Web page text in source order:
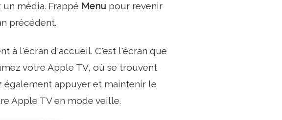
média. Frappé Menu pour revenir
précédent.
à l'écran d'accueil. C'est l'écran que
votre Apple TV, où se trouvent
également appuyer et maintenir le
Apple TV en mode veille.